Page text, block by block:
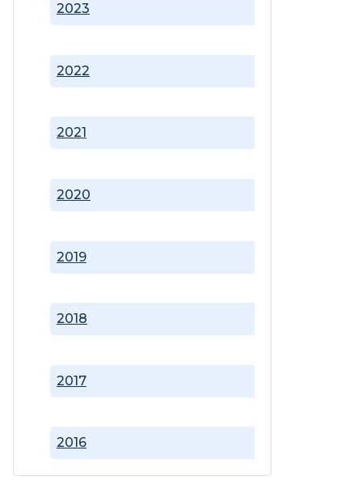
2016
2017
2018
2019
2020
2021
2022
2023